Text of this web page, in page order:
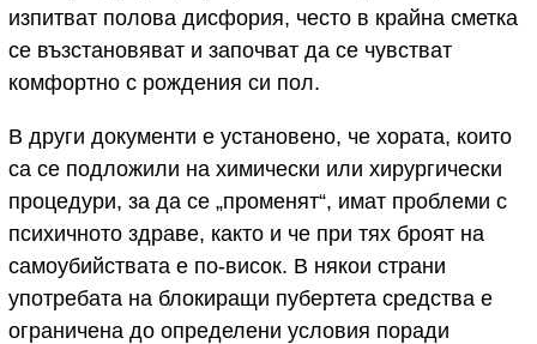
изпитват полова дисфория, често в крайна сметка
се възстановяват и започват да се чувстват
комфортно с рождения си пол.
В други документи е установено, че хората, които
са се подложили на химически или хирургически
процедури, за да се „променят“, имат проблеми с
психичното здраве, както и че при тях броят на
самоубийствата е по-висок. В някои страни
употребата на блокиращи пубертета средства е
ограничена до определени условия поради